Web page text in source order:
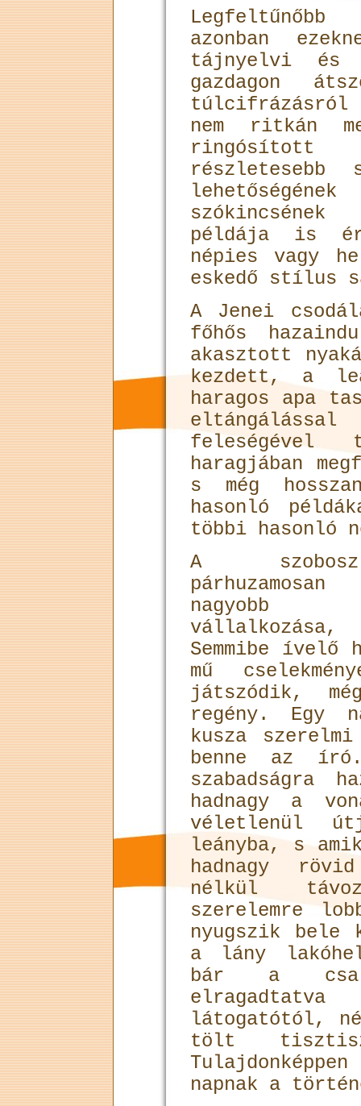
azonban
tájnyelvi és
gazdagon
túlcifrázásról
nem ritkán
ringósított
részletesebb
példája is
népies vagy
eskedő stílus
A Jenei
főhős
akasztott
kezdett, a
haragos apa
feleségével
haragjában
s még
hasonló
többi
A
nagyobb
vállalkozása,
Semmibe ívelő
mű
játszódik,
regény. Egy
kusza
benne az
szabadságra
hadnagy a
véletlenül
leányba, s
hadnagy
nélkül
szerelemre
nyugszik bele
a lány
bár a
látogatótól,
tölt
napnak a